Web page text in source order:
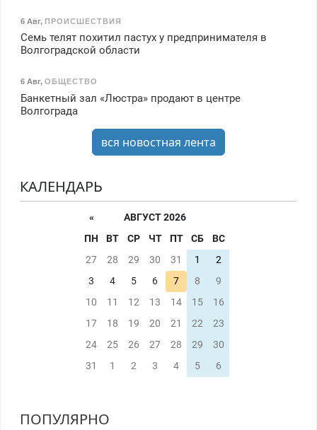
6 Авг, ПРОИСШЕСТВИЯ
Семь телят похитил пастух у предпринимателя в
Волгоградской области
6 Авг, ОБЩЕСТВО
Банкетный зал «Люстра» продают в центре
Волгограда
вся новостная лента
КАЛЕНДАРЬ
«
АВГУСТ 2026
ПН
ВТ СР ЧТ ПТ СБ
ВС
27
28 29 30 31 1
2
3
4 5 6 7 8
9
10
11 12 13 14 15
16
17
18 19 20 21 22
23
24
25 26 27 28 29
30
31
1 2 3 4 5 6
ПОПУЛЯРНО